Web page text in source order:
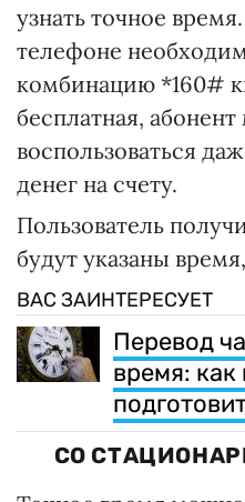
узнать точное
телефоне
комбинацию *160#
бесплатная,
воспользоваться
денег на счету.
Пользователь
будут указаны
ВАС ЗАИНТЕРЕСУЕТ
Перевод
время: как
СО